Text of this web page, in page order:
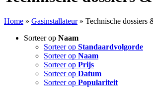
Home » Gasinstallateur» Technische dossiers
Sorteer op Naam
Sorteer op Standaardvolgorde
Sorteer op Naam
Sorteer op Prijs
Sorteer op Datum
Sorteer op Populariteit